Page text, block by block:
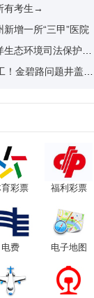
有考生→
增一所“三甲”医院
彩票 福利彩票
电费 电子地图